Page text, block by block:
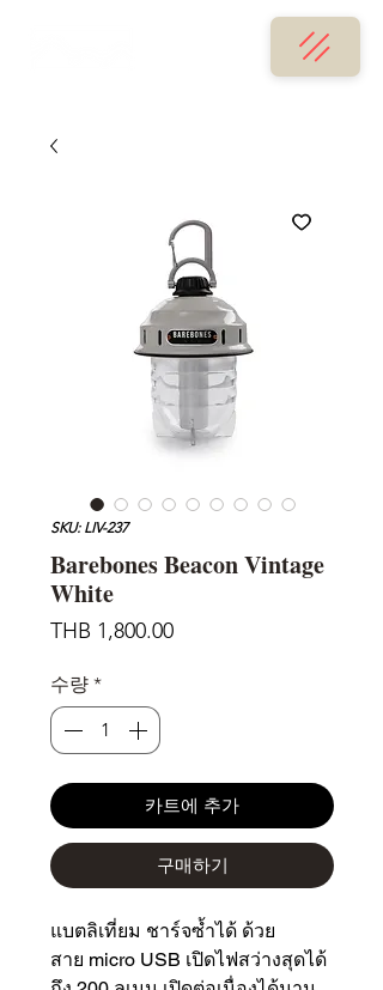
SKU: LIV-237
Barebones Beacon Vintage
White
THB 1,800.00가
수량 *
카트에 추가
구매하기
แบตลิเที่ยม ชาร์จซ้ำได้ ด้วย
สาย micro USB เปิดไฟสว่างสุดได้